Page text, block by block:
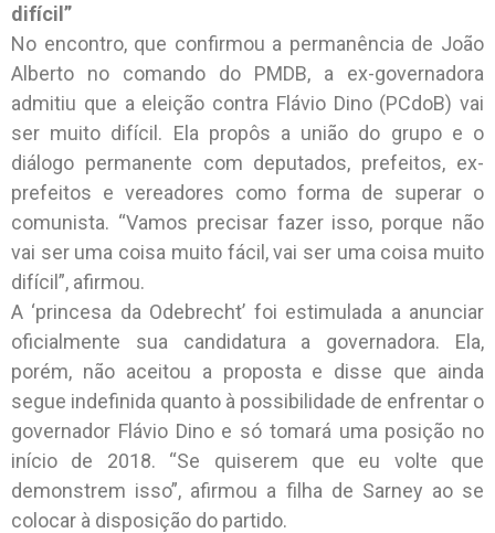
difícil”
No encontro, que confirmou a permanência de João
Alberto no comando do PMDB, a ex-governadora
admitiu que a eleição contra Flávio Dino (PCdoB) vai
ser muito difícil. Ela propôs a união do grupo e o
diálogo permanente com deputados, prefeitos, ex-
prefeitos e vereadores como forma de superar o
comunista. “Vamos precisar fazer isso, porque não
vai ser uma coisa muito fácil, vai ser uma coisa muito
difícil”, afirmou.
A ‘princesa da Odebrecht’ foi estimulada a anunciar
oficialmente sua candidatura a governadora. Ela,
porém, não aceitou a proposta e disse que ainda
segue indefinida quanto à possibilidade de enfrentar o
governador Flávio Dino e só tomará uma posição no
início de 2018. “Se quiserem que eu volte que
demonstrem isso”, afirmou a filha de Sarney ao se
colocar à disposição do partido.